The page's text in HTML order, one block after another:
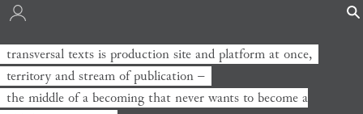
transversal texts is production site and platform at once,
territory and stream of publication −
the middle of a becoming that never wants to become a